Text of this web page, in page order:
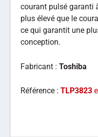
courant pulsé garanti
plus élevé que le
ce qui garantit une
conception.
Fabricant :Toshiba
Référence :TLP3823